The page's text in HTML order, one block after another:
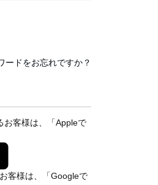
ードをお忘れですか？
お客様は、「Appleで
客様は、「Googleで